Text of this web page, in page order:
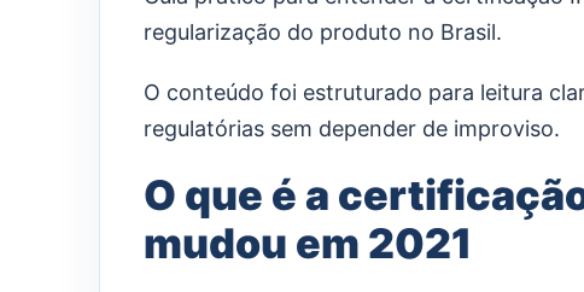
regularização do produto no Brasil.
O conteúdo foi estruturado para leitura
regulatórias sem depender de improviso.
O que é a
mudou em 2021